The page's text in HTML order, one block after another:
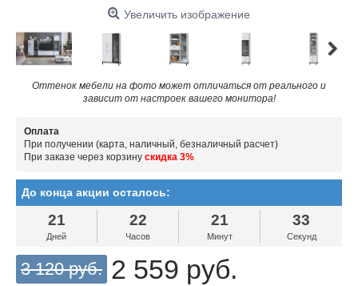
Увеличить изображение
Оттенок мебели на фото может отличаться от реального и
зависит от настроек вашего монитора!
Оплата
При получении (карта, наличный, безналичный расчет)
При заказе через корзину скидка 3%
До конца акции осталось:
21
Дней
22
Часов
21
Минут
32
Секунд
3 120 руб. 2 559 руб.